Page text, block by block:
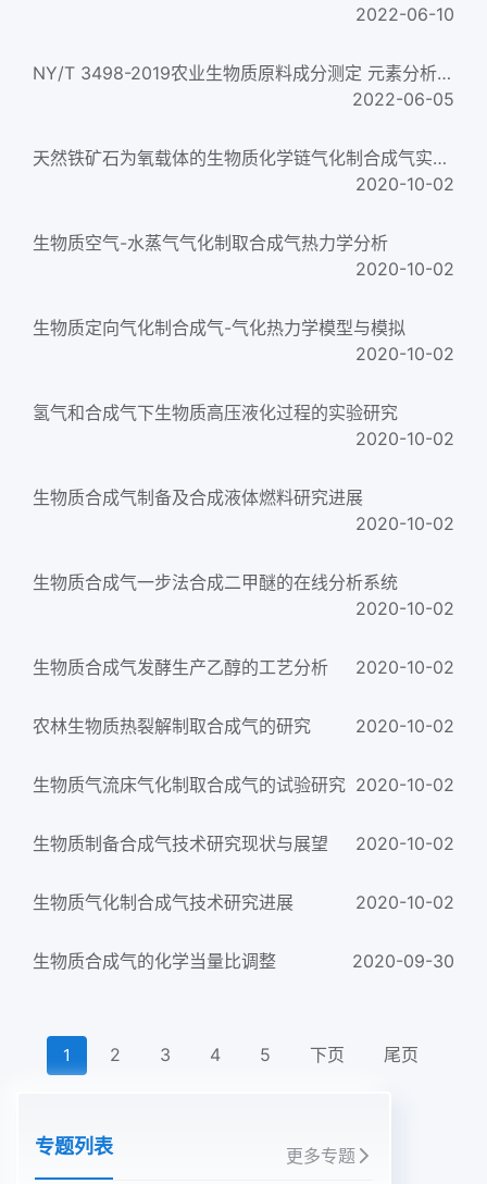
2022-06-10
NY/T 3498-2019农业生物质原料成分测定 元素分析仪法
2022-06-05
天然铁矿石为氧载体的生物质化学链气化制合成气实验研究
2020-10-02
生物质空气-水蒸气气化制取合成气热力学分析
2020-10-02
生物质定向气化制合成气-气化热力学模型与模拟
2020-10-02
氢气和合成气下生物质高压液化过程的实验研究
2020-10-02
生物质合成气制备及合成液体燃料研究进展
2020-10-02
生物质合成气一步法合成二甲醚的在线分析系统
2020-10-02
生物质合成气发酵生产乙醇的工艺分析 2020-10-02
农林生物质热裂解制取合成气的研究 2020-10-02
生物质气流床气化制取合成气的试验研究 2020-10-02
生物质制备合成气技术研究现状与展望 2020-10-02
生物质气化制合成气技术研究进展 2020-10-02
生物质合成气的化学当量比调整 2020-09-30
1 2 3 4 5 下页 尾页
专题列表 更多专题